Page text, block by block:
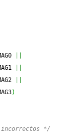
)
incorrectos */